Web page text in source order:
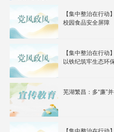
【集中整治在行动
校园食品安全屏障
【集中整治在行动
以铁纪筑牢生态环
芜湖繁昌：多“廉”